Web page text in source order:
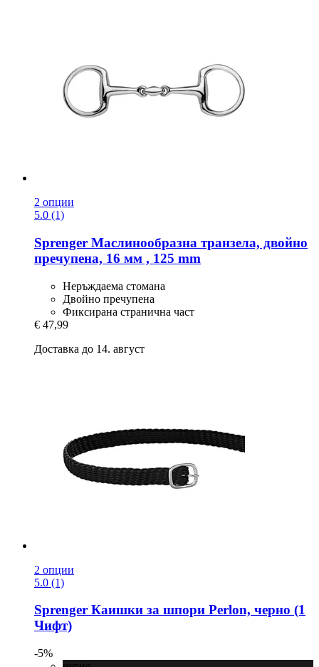
2 опции
5.0 (1)
Sprenger Маслинообразна транзела, двойно
пречупена, 16 мм , 125 mm
Неръждаема стомана
Двойно пречупена
Фиксирана странична част
€ 47,99
Доставка до 14. август
2 опции
5.0 (1)
Sprenger Каишки за шпори Perlon, черно (1
Чифт)
-5%